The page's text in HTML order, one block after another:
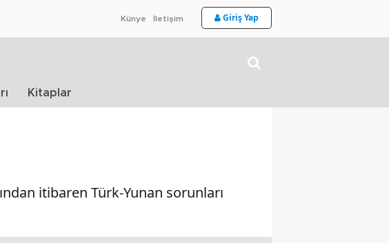
Künye İletişim Giriş Yap
Kitaplar
itibaren Türk-Yunan sorunları